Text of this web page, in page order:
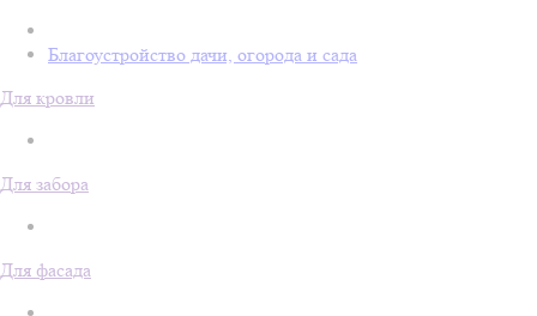
Благоустройство дачи, огорода и сада
Для кровли
Для забора
Для фасада